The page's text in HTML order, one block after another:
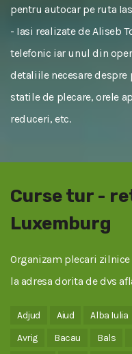
pentru autocar pe ruta
- Iasi realizate de Aliseb
telefonic iar unul din
detaliile necesare
statile de plecare, orele
reduceri, etc.
Curse tur -
Luxemburg
Organizam plecari zilnice
la adresa dorita de dvs
Adjud Aiud Alba Iulia
Avrig
Bacau Bals